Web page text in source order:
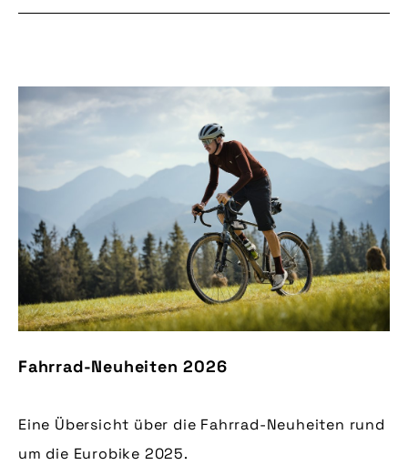
Fahrrad-Neuheiten 2026
Eine Übersicht über die Fahrrad-Neuheiten rund
um die Eurobike 2025.